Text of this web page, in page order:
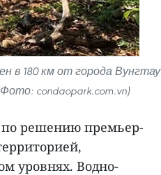
в 180 км от города Вунгтау
condaopark.com.vn)
решению премьер-
уровнях. Водно-